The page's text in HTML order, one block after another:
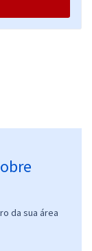
- Técnico
da sua área